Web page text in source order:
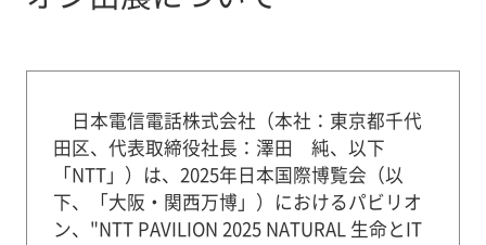
日本電信電話株式会社（本社：東京都千代
田区、代表取締役社長：澤田 純、以下
「NTT」）は、2025年日本国際博覧会（以
下、「大阪・関西万博」）におけるパビリオ
ン、"NTT PAVILION 2025 NATURAL 生命とIT